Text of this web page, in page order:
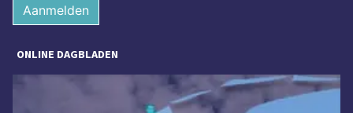
Aanmelden
ONLINE DAGBLADEN